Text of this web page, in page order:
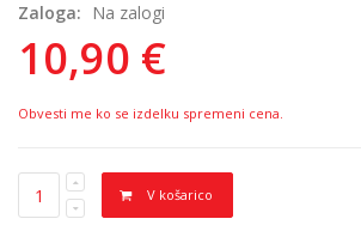
Zaloga: Na zalogi
10,90 €
Obvesti me ko se izdelku spremeni cena.
V košarico